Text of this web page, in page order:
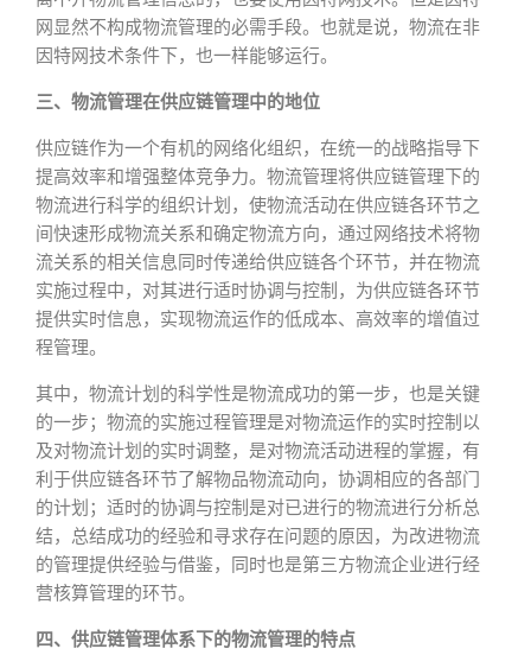
网显然不构成物流管理的必需手段。也就是说，物流在非
因特网技术条件下，也一样能够运行。
三、物流管理在供应链管理中的地位
供应链作为一个有机的网络化组织，在统一的战略指导下
提高效率和增强整体竞争力。物流管理将供应链管理下的
物流进行科学的组织计划，使物流活动在供应链各环节之
间快速形成物流关系和确定物流方向，通过网络技术将物
流关系的相关信息同时传递给供应链各个环节，并在物流
实施过程中，对其进行适时协调与控制，为供应链各环节
提供实时信息，实现物流运作的低成本、高效率的增值过
程管理。
其中，物流计划的科学性是物流成功的第一步，也是关键
的一步；物流的实施过程管理是对物流运作的实时控制以
及对物流计划的实时调整，是对物流活动进程的掌握，有
利于供应链各环节了解物品物流动向，协调相应的各部门
的计划；适时的协调与控制是对已进行的物流进行分析总
结，总结成功的经验和寻求存在问题的原因，为改进物流
的管理提供经验与借鉴，同时也是第三方物流企业进行经
营核算管理的环节。
四、供应链管理体系下的物流管理的特点